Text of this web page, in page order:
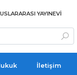
YAYINEVI
İletişim